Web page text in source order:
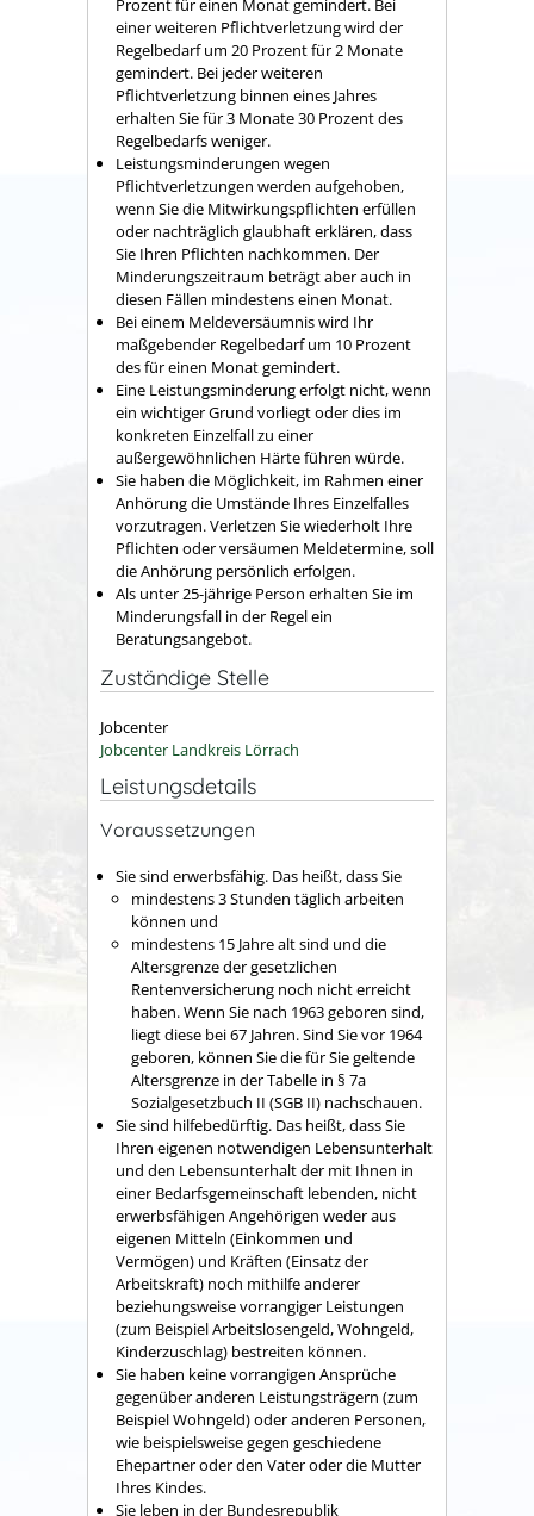
Prozent für einen Monat gemindert. Bei
einer weiteren Pflichtverletzung wird der
Regelbedarf um 20 Prozent für 2 Monate
gemindert. Bei jeder weiteren
Pflichtverletzung binnen eines Jahres
erhalten Sie für 3 Monate 30 Prozent des
Regelbedarfs weniger.
Leistungsminderungen wegen
Pflichtverletzungen werden aufgehoben,
wenn Sie die Mitwirkungspflichten erfüllen
oder nachträglich glaubhaft erklären, dass
Sie Ihren Pflichten nachkommen. Der
Minderungszeitraum beträgt aber auch in
diesen Fällen mindestens einen Monat.
Bei einem Meldeversäumnis wird Ihr
maßgebender Regelbedarf um 10 Prozent
des für einen Monat gemindert.
Eine Leistungsminderung erfolgt nicht, wenn
ein wichtiger Grund vorliegt oder dies im
konkreten Einzelfall zu einer
außergewöhnlichen Härte führen würde.
Sie haben die Möglichkeit, im Rahmen einer
Anhörung die Umstände Ihres Einzelfalles
vorzutragen. Verletzen Sie wiederholt Ihre
Pflichten oder versäumen Meldetermine, soll
die Anhörung persönlich erfolgen.
Als unter 25-jährige Person erhalten Sie im
Minderungsfall in der Regel ein
Beratungsangebot.
Zuständige Stelle
Jobcenter
Jobcenter Landkreis Lörrach
Leistungsdetails
Voraussetzungen
Sie sind erwerbsfähig. Das heißt, dass Sie
mindestens 3 Stunden täglich arbeiten
können und
mindestens 15 Jahre alt sind und die
Altersgrenze der gesetzlichen
Rentenversicherung noch nicht erreicht
haben. Wenn Sie nach 1963 geboren sind,
liegt diese bei 67 Jahren. Sind Sie vor 1964
geboren, können Sie die für Sie geltende
Altersgrenze in der Tabelle in § 7a
Sozialgesetzbuch II (SGB II) nachschauen.
Sie sind hilfebedürftig. Das heißt, dass Sie
Ihren eigenen notwendigen Lebensunterhalt
und den Lebensunterhalt der mit Ihnen in
einer Bedarfsgemeinschaft lebenden, nicht
erwerbsfähigen Angehörigen weder aus
eigenen Mitteln (Einkommen und
Vermögen) und Kräften (Einsatz der
Arbeitskraft) noch mithilfe anderer
beziehungsweise vorrangiger Leistungen
(zum Beispiel Arbeitslosengeld, Wohngeld,
Kinderzuschlag) bestreiten können.
Sie haben keine vorrangigen Ansprüche
gegenüber anderen Leistungsträgern (zum
Beispiel Wohngeld) oder anderen Personen,
wie beispielsweise gegen geschiedene
Ehepartner oder den Vater oder die Mutter
Ihres Kindes.
Sie leben in der Bundesrepublik